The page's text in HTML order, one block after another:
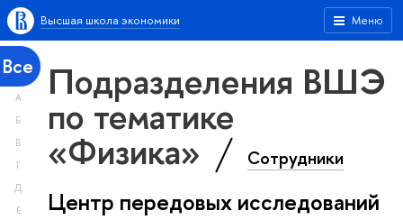
Меню
Высшая школа экономики
Все
А
Б
В
Г
Д
Е
Подразделения ВШЭ
по тематике
«Физика» Сотрудники
Центр передовых исследований